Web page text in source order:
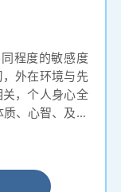
程度的敏感度
外在环境与先
，个人身心全
、心智、及对
，固本培元，
长减少很多烦